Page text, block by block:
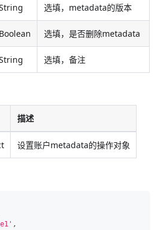
选填，metadata的版本
Boolean 选填，是否删除metadata
选填，备注
描述
设置账户metadata的操作对象
,